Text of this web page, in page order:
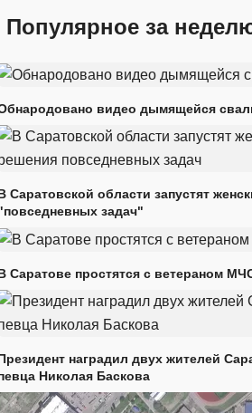
Популярное за
видео дымящейся
Саратовской области запустят
задач"
Саратове простятся с ветераном
наградил двух жителей
Николая Баскова